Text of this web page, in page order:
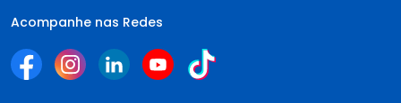
Acompanhe nas Redes